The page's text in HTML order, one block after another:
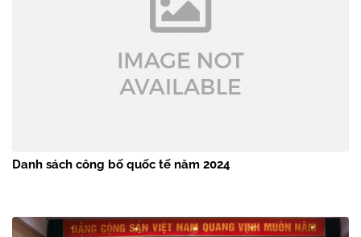
Danh sách công bố quốc tế năm 2024